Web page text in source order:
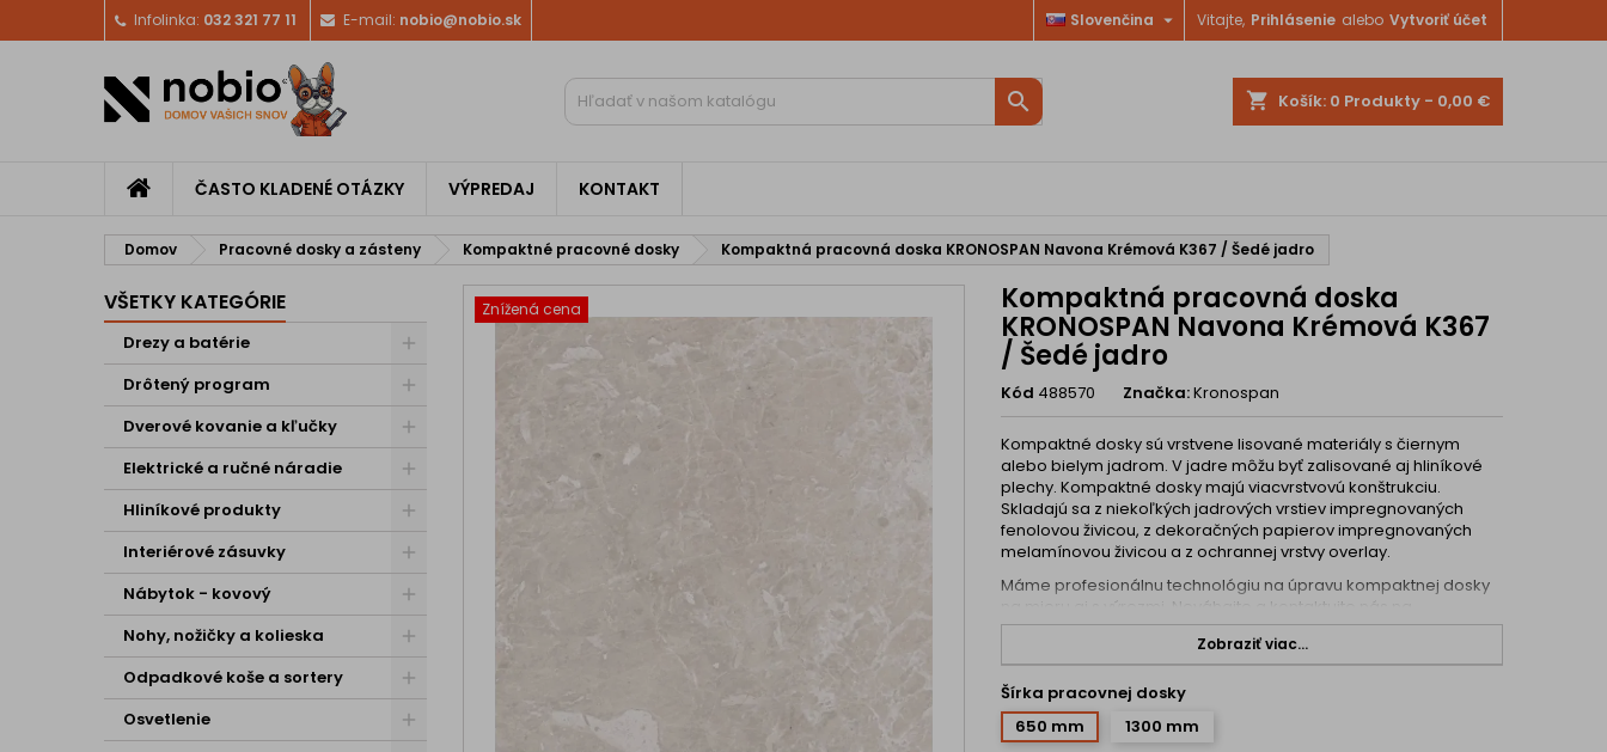
Infolinka: 032 321 77 11 E-mail: nobio@nobio.sk Vitajte, Prihlásenie alebo Vytvoriť účet
Slovenčina 
shopping_cart Košík: 0 Produkty - 0,00 €

ČASTO KLADENÉ OTÁZKY VÝPREDAJ KONTAKT
Domov Pracovné dosky a zásteny Kompaktné pracovné dosky Kompaktná pracovná doska KRONOSPAN Navona Krémová K367 / Šedé jadro
VŠETKY KATEGÓRIE
Drezy a batérie
Drôtený program
Dverové kovanie a kľučky
Elektrické a ručné náradie
Hliníkové produkty
Interiérové zásuvky
Nábytok - kovový
Nohy, nožičky a kolieska
Odpadkové koše a sortery
Osvetlenie
Znížená cena Kompaktná pracovná doska
KRONOSPAN Navona Krémová K367
/ Šedé jadro
Kód 488570 Značka:Kronospan
Kompaktné dosky sú vrstvene lisované materiály s čiernym
alebo bielym jadrom. V jadre môžu byť zalisované aj hliníkové
plechy. Kompaktné dosky majú viacvrstvovú konštrukciu.
Skladajú sa z niekoľkých jadrových vrstiev impregnovaných
fenolovou živicou, z dekoračných papierov impregnovaných
melamínovou živicou a z ochrannej vrstvy overlay.
Máme profesionálnu technológiu na úpravu kompaktnej dosky
na mieru aj s výrezmi. Neváhajte a kontaktujte nás na
nobio@nobio.sk alebo na 032 321 77 11
Vlastnosti kompaktných dosiek:
odolnosť proti pôsobeniu vlhkosti a vody,
odolnosť voči extrémnym teplotám (-80 °C~+120°C)
odolnosť proti nárazu a oderu,
Zobraziť viac...
Šírka pracovnej dosky
650 mm
1300 mm